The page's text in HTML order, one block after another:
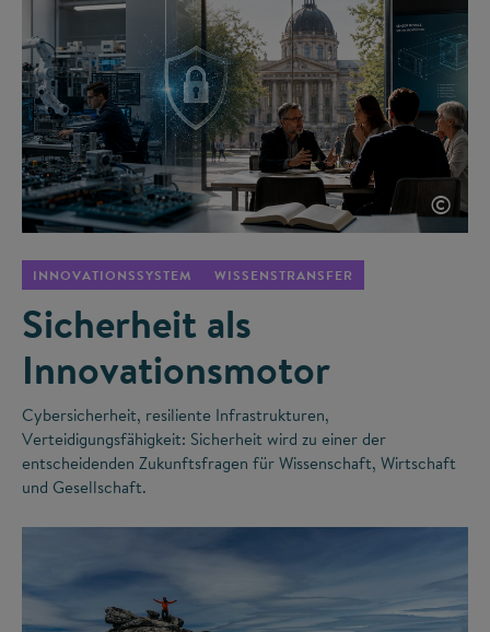
©
INNOVATIONSSYSTEM WISSENSTRANSFER
Sicherheit als
Innovationsmotor
Cybersicherheit, resiliente Infrastrukturen,
Verteidigungsfähigkeit: Sicherheit wird zu einer der
entscheidenden Zukunftsfragen für Wissenschaft, Wirtschaft
und Gesellschaft.